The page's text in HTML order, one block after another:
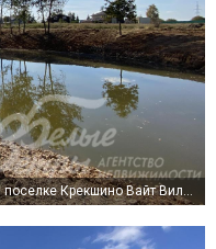
Крекшино Вайт Вилладж